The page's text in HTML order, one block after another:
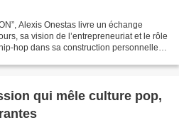
Alexis Onestas livre un échange
sa vision de l’entrepreneuriat et le rôle
hop dans sa construction personnelle.
qui mêle culture pop,